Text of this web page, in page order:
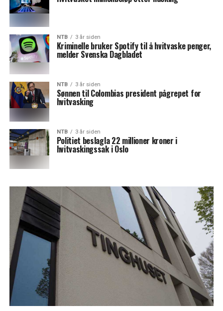
NTB 3 år siden
Kriminelle bruker Spotify til å hvitvaske penger,
melder Svenska Dagbladet
NTB 3 år siden
Sønnen til Colombias president pågrepet for
hvitvasking
NTB 3 år siden
Politiet beslagla 22 millioner kroner i
hvitvaskingssak i Oslo